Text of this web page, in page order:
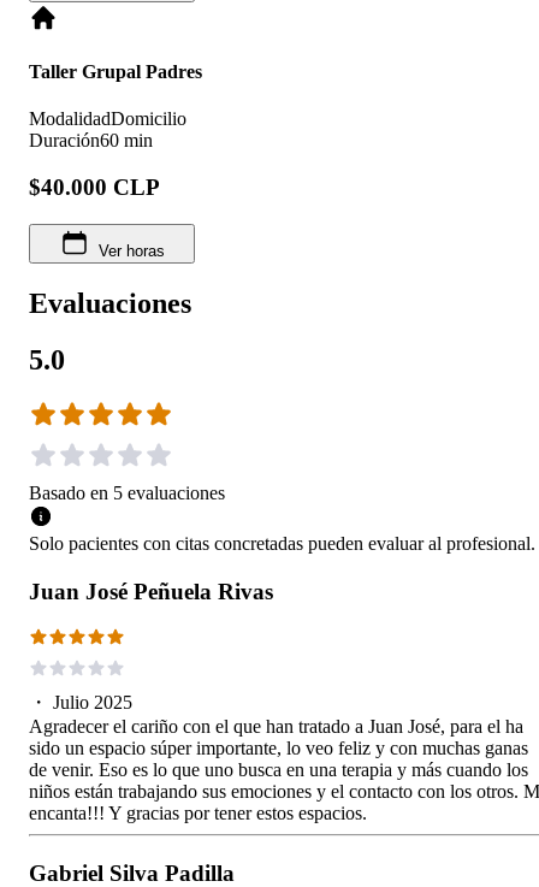
Taller Grupal Padres
ModalidadDomicilio
Duración60 min
$40.000 CLP
Ver horas
Evaluaciones
5.0
Basado en 5 evaluaciones
Solo pacientes con citas concretadas pueden evaluar al profesional.
Juan José Peñuela Rivas
・ Julio 2025
Agradecer el cariño con el que han tratado a Juan José, para el ha
sido un espacio súper importante, lo veo feliz y con muchas ganas
de venir. Eso es lo que uno busca en una terapia y más cuando los
niños están trabajando sus emociones y el contacto con los otros.
encanta!!! Y gracias por tener estos espacios.
Gabriel Silva Padilla